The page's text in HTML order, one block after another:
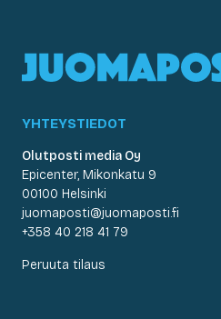
YHTEYSTIEDOT
Olutposti media Oy
Epicenter, Mikonkatu 9
00100 Helsinki
juomaposti@juomaposti.fi
+358 40 218 41 79
Peruuta tilaus